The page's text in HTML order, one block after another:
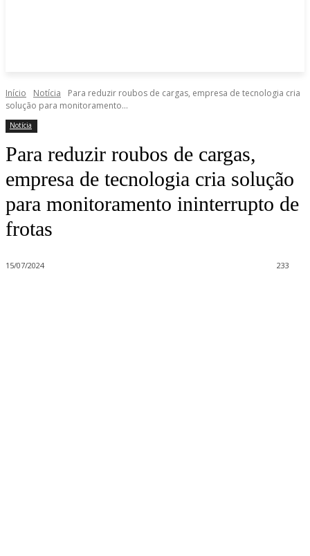
Início Notícia
Para reduzir roubos de cargas, empresa de tecnologia cria
solução para monitoramento...
Notícia
Para reduzir roubos de cargas,
empresa de tecnologia cria solução
para monitoramento ininterrupto de
frotas
15/07/2024 233